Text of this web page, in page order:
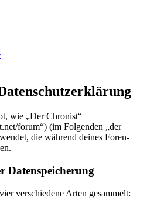
wie „Der Chronist“
forum“) (im Folgenden „der
die während deines Foren-
Datenspeicherung
verschiedene Arten gesammelt: